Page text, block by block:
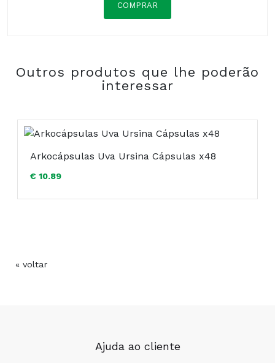
COMPRAR
Outros produtos que lhe poderão
interessar
Arkocápsulas Uva Ursina Cápsulas x48
€ 10.89
« voltar
Ajuda ao cliente